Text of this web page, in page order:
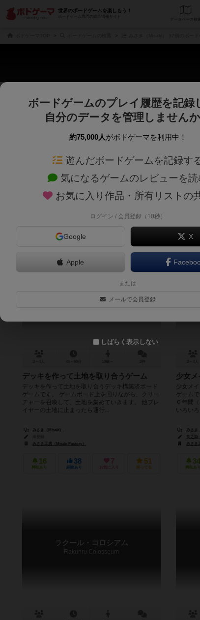
世界のボードゲームを楽しもう！
ボードゲーム専門の総合情報サイト
デー
じっくり表示
商品名、商品説明文、デザイナー名、テーマ名、メカニクス名を対象
ゲームデザイナー名
ゲームデザイナー
対象年齢を指定します。 世界観
テーマ
6.0
デッキを作って土地を取り合うゲーム
デッキを作って土地を取り合うデッキ構築済ボード
ゲームです。 ゲームボード上を回りながら、クリー
チャーを召喚して、土地を集めていきます。 他プレ
イヤーの土地に止まったら通行...
みさき（Misaki）
みさき工房（Misaki Factory）
16
興味あり
38
経験あり
7
お気に入り
51
持ってる
少女メ
少女メ
ゲーム
６年間
いろい
みさき
良之助
みさき
34
興味あり
ラクール・コロシアム
Rakuhru Colosseum
ボードゲームのプレイ履歴を記録
自分のデータを管理しません
約75,000人がボドゲーマを利用中！
遊んだボードゲームを記録す
気になるゲームのレビューを読
お気に入り作品・所有リストの
ログイン / 会員登録（10秒）
Google X
Apple
または
メールで会員登録
しばらく表示しない